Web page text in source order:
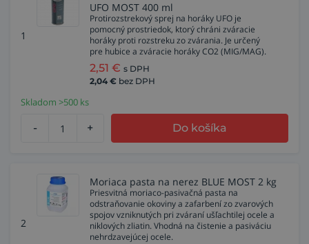
1
UFO MOST 400 ml
Protirozstrekový sprej na horáky UFO je
pomocný prostriedok, ktorý chráni zváracie
horáky proti rozstreku zo zvárania. Je určený
pre hubice a zváracie horáky CO2 (MIG/MAG).
2,51 € s DPH
2,04 € bez DPH
Skladom >500 ks
- + Do košíka
2
Moriaca pasta na nerez BLUE MOST 2 kg
Priesvitná moriaco-pasivačná pasta na
odstraňovanie okoviny a zafarbení zo zvarových
spojov vzniknutých pri zváraní ušľachtilej ocele a
niklových zliatin. Vhodná na čistenie a pasiváciu
nehrdzavejúcej ocele.